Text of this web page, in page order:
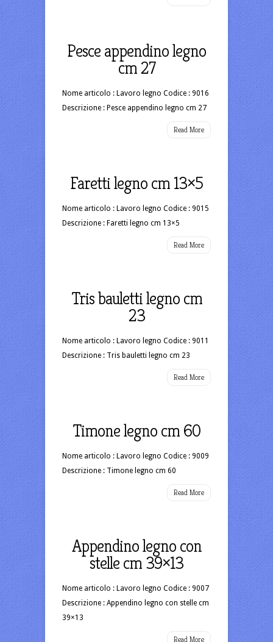
Pesce appendino legno
cm 27
Nome articolo : Lavoro legno Codice : 9016
Descrizione : Pesce appendino legno cm 27
Read More
Faretti legno cm 13×5
Nome articolo : Lavoro legno Codice : 9015
Descrizione : Faretti legno cm 13×5
Read More
Tris bauletti legno cm
23
Nome articolo : Lavoro legno Codice : 9011
Descrizione : Tris bauletti legno cm 23
Read More
Timone legno cm 60
Nome articolo : Lavoro legno Codice : 9009
Descrizione : Timone legno cm 60
Read More
Appendino legno con
stelle cm 39×13
Nome articolo : Lavoro legno Codice : 9007
Descrizione : Appendino legno con stelle cm
39×13
Read More